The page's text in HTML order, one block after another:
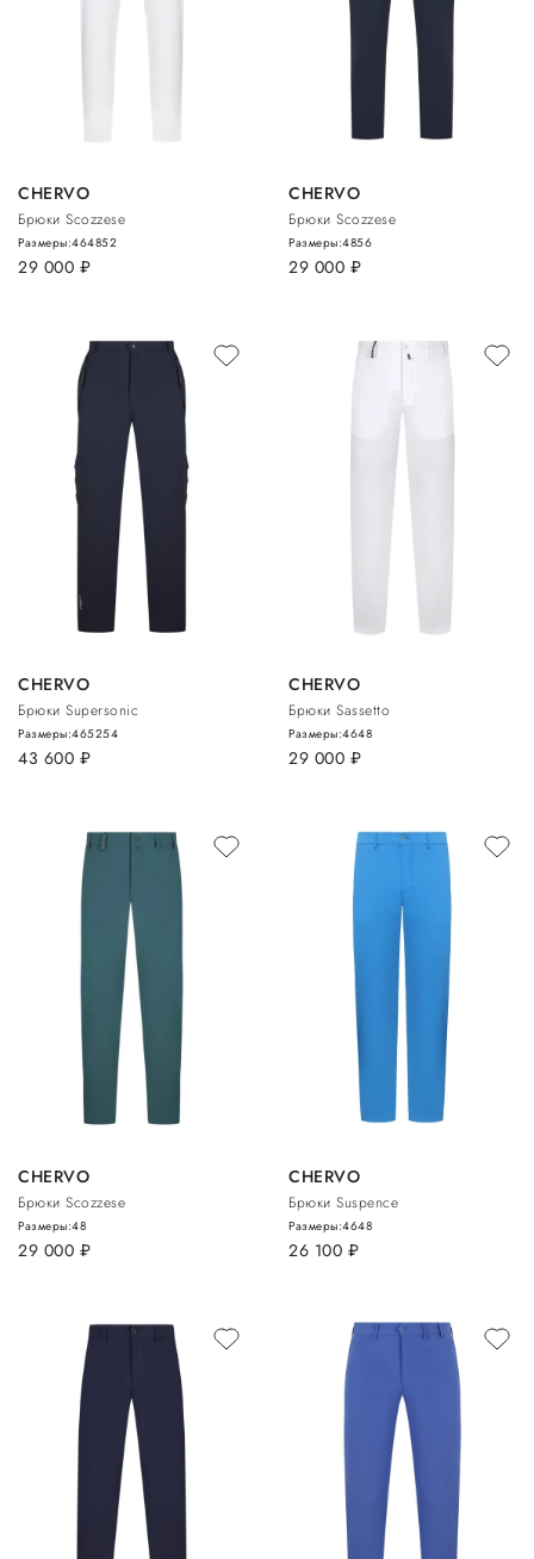
CHERVO
Брюки Scozzese
29 000 руб.
Размеры:464852
CHERVO
Брюки Scozzese
29 000 руб.
Размеры:4856
CHERVO
Брюки Supersonic
43 600 руб.
Размеры:465254
CHERVO
Брюки Sassetto
29 000 руб.
Размеры:4648
CHERVO
Брюки Scozzese
29 000 руб.
Размеры:48
CHERVO
Брюки Suspence
26 100 руб.
Размеры:4648